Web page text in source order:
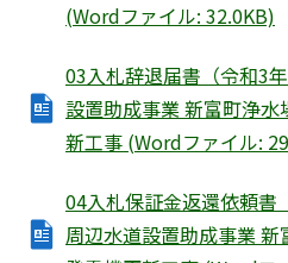
(Wordファイル: 32.0KB)
03入札辞退届書（令和3
設置助成事業 新富町浄
新工事 (Wordファイル:
04入札保証金返還依頼書
周辺水道設置助成事業